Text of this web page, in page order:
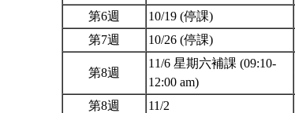
第6週
10/19 (停課)
第7週
10/26 (停課)
第8週
11/6 星期六補課 (09:10-
12:00 am)
第8週 11/2